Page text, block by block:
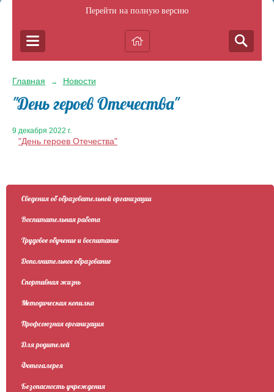
Перейти на полную версию
Главная → Новости
"День героев Отечества"
9 декабря 2022 г.
"День героев Отечества"
Сведения об образовательной организации
Воспитательная работа
Трудовое обучение и воспитание
Дополнительное образование
Спортивная жизнь
Методическая копилка
Профсоюзная организация
Для родителей
Фотогалерея
Безопасность учреждения